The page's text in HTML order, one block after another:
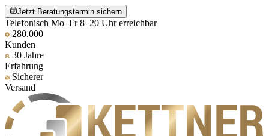
Jetzt Beratungstermin sichern
Telefonisch Mo–Fr 8–20 Uhr erreichbar
280.000
Kunden
30 Jahre
Erfahrung
Sicherer
Versand